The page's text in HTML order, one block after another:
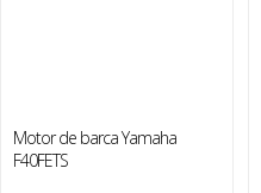
Motor de barca Yamaha
F40FETS